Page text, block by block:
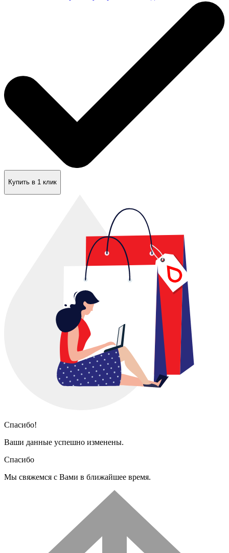
Купить в 1 клик
Спасибо!
Ваши данные успешно изменены.
Спасибо
Мы свяжемся с Вами в ближайшее время.